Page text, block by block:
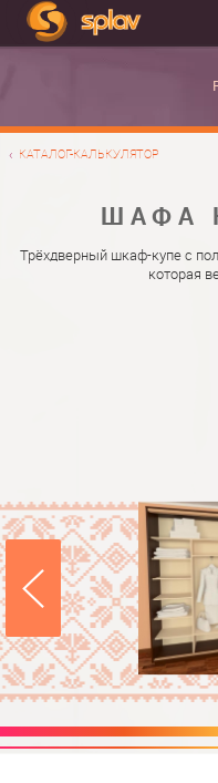
КАТАЛОГ-КАЛЬКУЛЯТОР
ШАФА
Трёхдверный шкаф-купе с
которая
ВБУДОВАНІ
НАСТІННА
ФОТО ШАФ КУПЕ
МАТЕРІАЛИ
ФУРНІТУРА
ПРО НАС